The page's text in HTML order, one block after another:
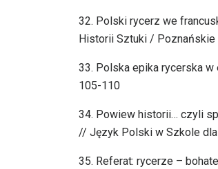
32. Polski rycerz we
Historii Sztuki / Poznańskie
33. Polska epika rycerska
105-110
34. Powiew historii… czyli
// Język Polski w Szkole
35. Referat: rycerze –